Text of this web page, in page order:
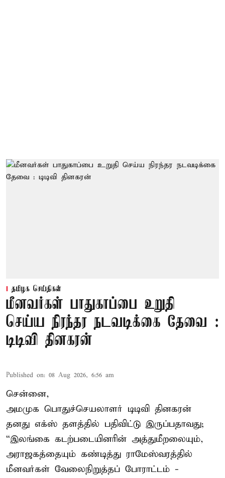
தமிழக செய்திகள்
மீனவர்கள் பாதுகாப்பை உறுதி
செய்ய நிரந்தர நடவடிக்கை தேவை :
டிடிவி தினகரன்
Published on: 08 Aug 2026, 6:56 am
சென்னை,
அமமுக பொதுச்செயலாளர் டிடிவி தினகரன்
தனது எக்ஸ் தளத்தில் பதிவிட்டு இருப்பதாவது;
“இலங்கை கடற்படையினரின் அத்துமீறலையும்,
அராஜகத்தையும் கண்டித்து ராமேஸ்வரத்தில்
மீனவர்கள் வேலைநிறுத்தப் போராட்டம் -